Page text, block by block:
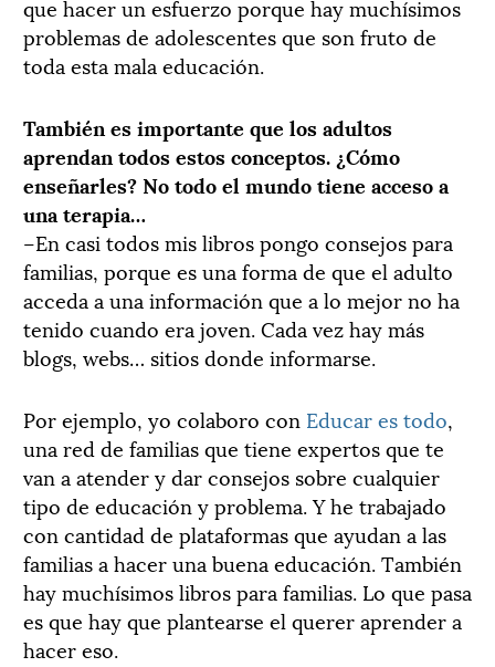
que hacer un esfuerzo porque hay muchísimos
problemas de adolescentes que son fruto de
toda esta mala educación.
También es importante que los adultos
aprendan todos estos conceptos. ¿Cómo
enseñarles? No todo el mundo tiene acceso a
una terapia…
–En casi todos mis libros pongo consejos para
familias, porque es una forma de que el adulto
acceda a una información que a lo mejor no ha
tenido cuando era joven. Cada vez hay más
blogs, webs… sitios donde informarse.
Por ejemplo, yo colaboro con Educar es todo,
una red de familias que tiene expertos que te
van a atender y dar consejos sobre cualquier
tipo de educación y problema. Y he trabajado
con cantidad de plataformas que ayudan a las
familias a hacer una buena educación. También
hay muchísimos libros para familias. Lo que pasa
es que hay que plantearse el querer aprender a
hacer eso.